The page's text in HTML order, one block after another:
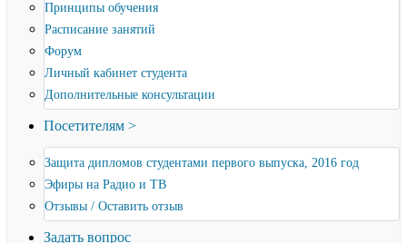
Принципы обучения
Расписание занятий
Форум
Личный кабинет студента
Дополнительные консультации
Посетителям >
Защита дипломов студентами первого выпуска, 2016 год
Эфиры на Радио и ТВ
Отзывы / Оставить отзыв
Задать вопрос